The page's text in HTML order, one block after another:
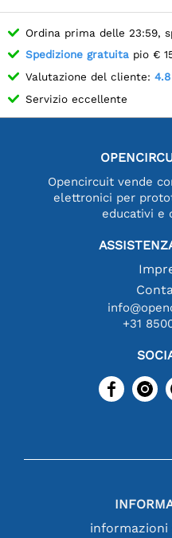
Ordina prima delle 23:59,
Spedizione gratuita pio €
Valutazione del cliente: 4.8
Servizio eccellente
Opencircuit vende
elettronici per
educativi e
+31